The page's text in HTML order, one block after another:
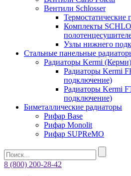
Вентили Schlosser
Термостатические
Комплекты
Узлы нижнего
Стальные панельные
Радиаторы Kermi (Керми)
Радиаторы Kermi
подключение)
Радиаторы Kermi
подключение)
Биметаллические радиаторы
Рифар Base
Рифар Monolit
Рифар SUPReMO
8 (800) 200-28-42